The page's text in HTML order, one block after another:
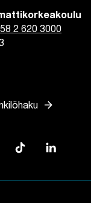
2 620 3000
arrow_forward
uuteen
avautuu uuteen
Linkki
TikTok, Linkki
LinkedIn,